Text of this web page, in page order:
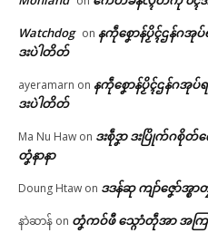
ဌာန်ပရို
ညးတြုံဒေသကအ်ဗိန်မွဲတၠ ဂ
လလအ်ပွိုၚ် (၉) တ္ၚဲဂှ် ဂွံဆဵုကေတ်
ချိုတ်ဒၟံၚ်
In "ပရိုၚ်"
(
Watchdog on နကဵုစၞောန်ပၟိၚ်ဌန်ဂအု
ဒးပဲါတိတ်
ayeramarn on နကဵုစၞောန်ပၟိၚ်ဌန်ဂအုပ်
ဒးပဲါတိတ်
Ma Nu Haw on ဒးစဵုဒၞာ ဒးပြိုက်ဂစိုတ်
တၞံနာနာ
Doung Htaw on ဒဒန်ဆု ကျာ်ဇၞော်အ္
နာဲဆာန် on တၞံကဝ်ဖီ သ္ဂောံတဵုအာ အကြ